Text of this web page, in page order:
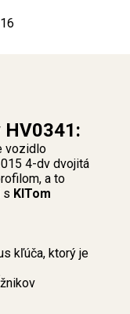
HV0341:
vozidlo
4-dv dvojitá
a to
s KITom
kľúča, ktorý je